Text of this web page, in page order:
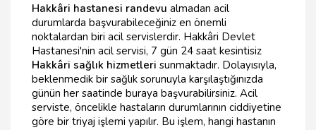
Hakkâri hastanesi randevu almadan acil
durumlarda başvurabileceğiniz en önemli
noktalardan biri acil servislerdir. Hakkâri Devlet
Hastanesi'nin acil servisi, 7 gün 24 saat kesintisiz
Hakkâri sağlık hizmetleri sunmaktadır. Dolayısıyla,
beklenmedik bir sağlık sorunuyla karşılaştığınızda
günün her saatinde buraya başvurabilirsiniz. Acil
serviste, öncelikle hastaların durumlarının ciddiyetine
göre bir triyaj işlemi yapılır. Bu işlem, hangi hastanın